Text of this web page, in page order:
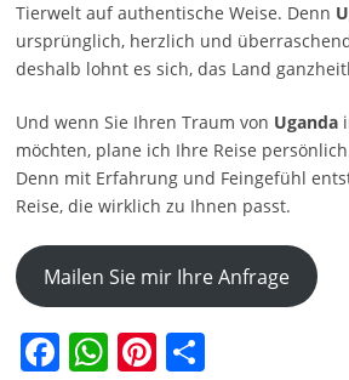
Tierwelt auf authentische Weise. Denn
ursprünglich, herzlich und
deshalb lohnt es sich, das Land
Und wenn Sie Ihren Traum von Uganda
möchten, plane ich Ihre Reise
Denn mit Erfahrung und Feingefühl
Reise, die wirklich zu Ihnen passt.
Mailen Sie mir Ihre Anfrage
Facebook
WhatsApp
Pinterest
Teilen